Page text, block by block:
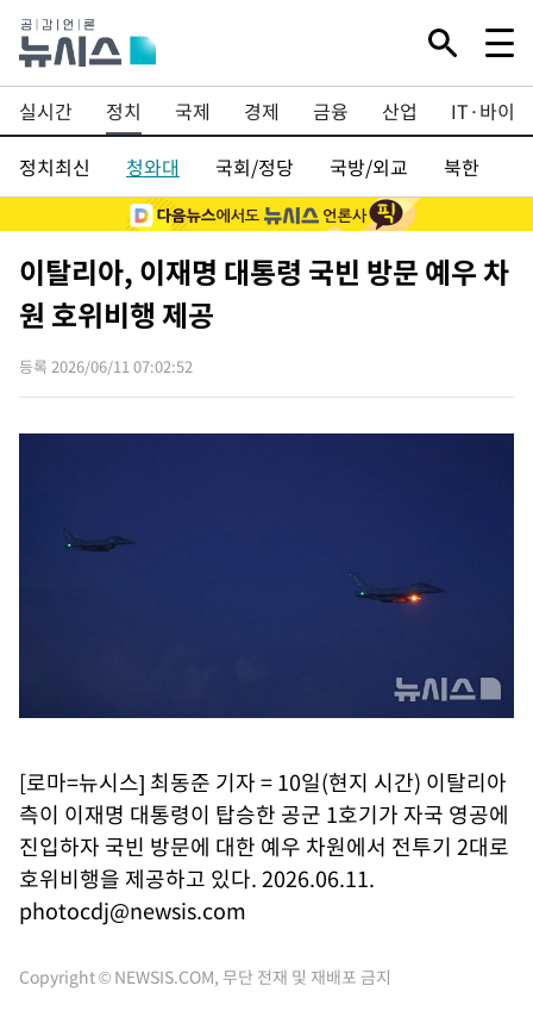
실시간 정치 국제 경제 금융 산업
IT·바이오
정치최신
청와대 국회/정당 국방/외교 북한
이탈리아, 이재명 대통령 국빈 방문 예우 차
원 호위비행 제공
등록 2026/06/11 07:02:52
[로마=뉴시스] 최동준 기자 = 10일(현지 시간) 이탈리아
측이 이재명 대통령이 탑승한 공군 1호기가 자국 영공에
진입하자 국빈 방문에 대한 예우 차원에서 전투기 2대로
호위비행을 제공하고 있다. 2026.06.11.
photocdj@newsis.com
Copyright © NEWSIS.COM, 무단 전재 및 재배포 금지